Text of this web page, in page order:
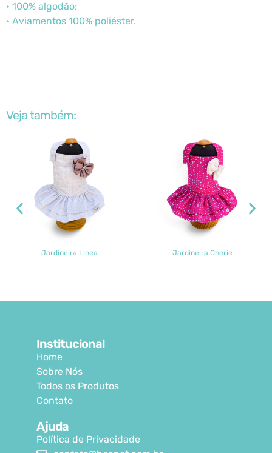
• 100% algodão;
• Aviamentos 100% poliéster.
Veja também:
Jardineira Linea Jardineira Cherie
Institucional
Home
Sobre Nós
Todos os Produtos
Contato
Ajuda
Política de Privacidade